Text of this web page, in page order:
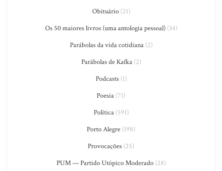
Obituário(21)
Os 50 maiores livros (uma antologia pessoal)(34)
Parábolas da vida cotidiana(2)
Parábolas de Kafka(2)
Podcasts(1)
Poesia (71)
Política(591)
Porto Alegre (198)
Provocações (25)
PUM — Partido Utópico Moderado(28)